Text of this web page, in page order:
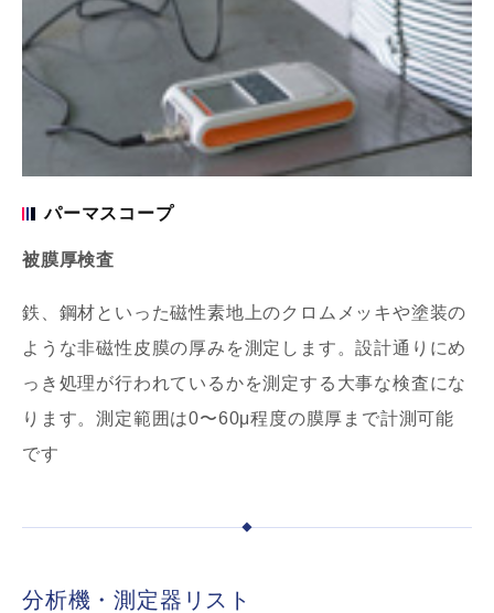
パーマスコープ
被膜厚検査
鉄、鋼材といった磁性素地上のクロムメッキや塗装の
ような非磁性皮膜の厚みを測定します。設計通りにめ
っき処理が行われているかを測定する大事な検査にな
ります。測定範囲は0〜60μ程度の膜厚まで計測可能
です
分析機・測定器リスト